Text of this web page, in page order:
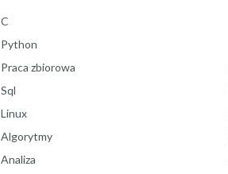
C
Python
Praca zbiorowa
Sql
Linux
Algorytmy
Analiza